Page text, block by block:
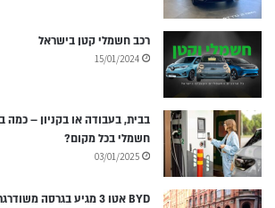
רכב חשמלי קטן בישראל
15/01/2024
בבית, בעבודה או בקניון – כמה
חשמלי בכל מקום?
03/01/2025
BYD אטו 3 מגיע בגרסה משודרגת ובמחיר משתלם